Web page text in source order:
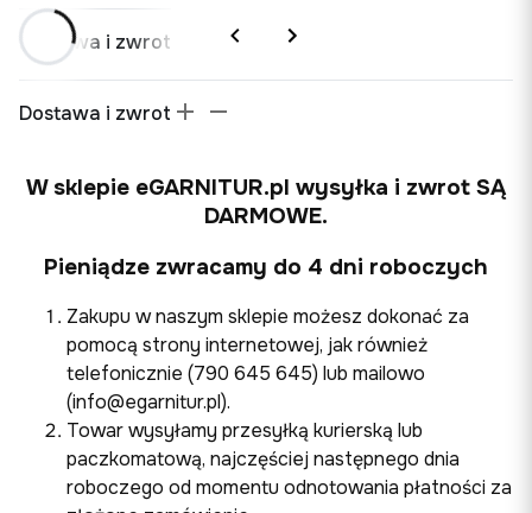
Dostawa i zwrot
Dostawa i zwrot
W sklepie eGARNITUR.pl wysyłka i zwrot SĄ
DARMOWE.
Pieniądze zwracamy do 4 dni roboczych
Zakupu w naszym sklepie możesz dokonać za
pomocą strony internetowej, jak również
telefonicznie (790 645 645) lub mailowo
(info@egarnitur.pl).
Towar wysyłamy przesyłką kurierską lub
paczkomatową, najczęściej następnego dnia
roboczego od momentu odnotowania płatności za